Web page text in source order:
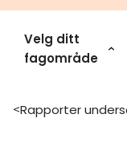
Velg ditt
fagområde
>